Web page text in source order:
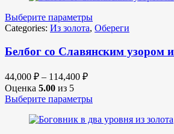
Выберите параметры
Categories: Из золота, Обереги
Белбог со Славянским узором
44,000 ₽ – 114,400 ₽
Оценка 5.00 из 5
Выберите параметры